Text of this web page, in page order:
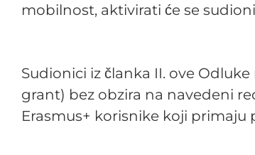
mobilnost, aktivirati će se
Sudionici iz članka II. ove
grant) bez obzira na navedeni
Erasmus+ korisnike koji primaju